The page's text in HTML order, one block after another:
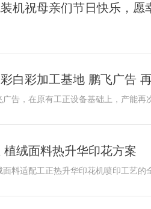
机祝母亲们节日快乐，愿
白彩加工基地 鹏飞广告
植绒面料热升华印花方案
面料适配工正热升华印花机喷印工艺